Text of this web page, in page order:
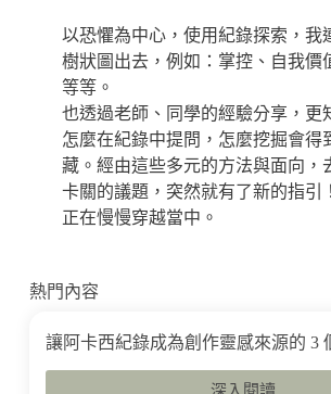
以恐懼為中心，使用紀錄探索，我
樹狀圖出去，例如：掌控、自我價
等等。
也透過老師、同學的經驗分享，更
怎麼在紀錄中提問，怎麼挖掘會得
藏。經由這些多元的方法與面向，
卡關的議題，突然就有了新的指引
正在慢慢穿越當中。
熱門內容
讓阿卡西紀錄成為創作靈感來源的 3
深入閱讀